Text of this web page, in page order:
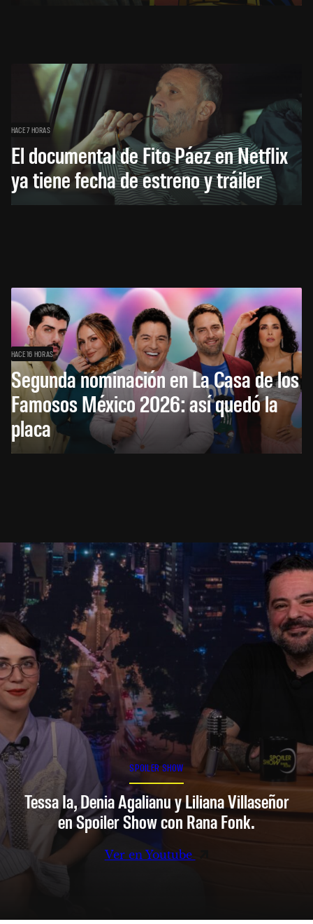
HACE 7 HORAS
El documental de Fito Páez en Netflix
ya tiene fecha de estreno y tráiler
HACE 16 HORAS
Segunda nominación en La Casa de los
Famosos México 2026: así quedó la
placa
SPOILER SHOW
Tessa Ia, Denia Agalianu y Liliana Villaseñor
en Spoiler Show con Rana Fonk.
Ver en Youtube